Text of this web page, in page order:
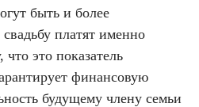
быть и более
платят именно
это показатель
финансовую
будущему члену семьи